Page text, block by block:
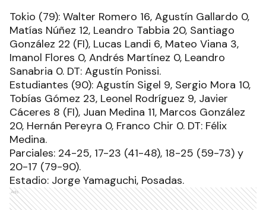
Tokio (79): Walter Romero 16, Agustín Gallardo 0,
Matías Núñez 12, Leandro Tabbia 20, Santiago
González 22 (FI), Lucas Landi 6, Mateo Viana 3,
Imanol Flores 0, Andrés Martínez 0, Leandro
Sanabria 0. DT: Agustín Ponissi.
Estudiantes (90): Agustín Sigel 9, Sergio Mora 10,
Tobías Gómez 23, Leonel Rodríguez 9, Javier
Cáceres 8 (FI), Juan Medina 11, Marcos González
20, Hernán Pereyra 0, Franco Chir 0. DT: Félix
Medina.
Parciales: 24-25, 17-23 (41-48), 18-25 (59-73) y
20-17 (79-90).
Estadio: Jorge Yamaguchi, Posadas.
Ads